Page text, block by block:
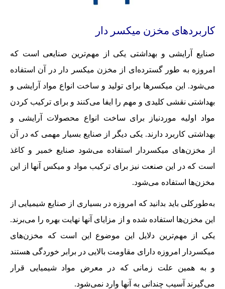
کاربردهای مخزن میکسر دار
صنایع آرایشی و بهداشتی یکی از مهم‌ترین صنایعی است که
امروزه به طور گسترده‌ای از مخزن میکسر دار در آن استفاده
می‌شود. این میکسرها برای تولید و ساخت انواع مواد آرایشی و
بهداشتی نقشی کلیدی و مهم را ایفا می‌کنند و برای ترکیب کردن
مواد اولیه موردنیاز برای ساخت انواع محصولات آرایشی و
بهداشتی کاربرد دارند. یکی دیگر از صنایع بسیار مهمی که در آن
از مخزن‌های میکسردار استفاده می‌شود صنایع خمیر و کاغذ
است که در این صنعت نیز برای ترکیب مواد و میکس آنها از این
مخزن‌ها استفاده می‌شود.
به‌طورکلی باید بدانید که امروزه در بسیاری از صنایع شیمیایی از
این مخزن‌ها استفاده شده و از مزایای آنها نهایت بهره را می‌برند.
یکی از مهم‌ترین دلایل این موضوع این است که مخزن‌های
میکسردار امروزه دارای مقاومت بالایی در برابر خوردگی هستند
و به همین علت زمانی که در معرض مواد شیمیایی قرار
می‌گیرند آسیب چندانی به آنها وارد نمی‌شود.